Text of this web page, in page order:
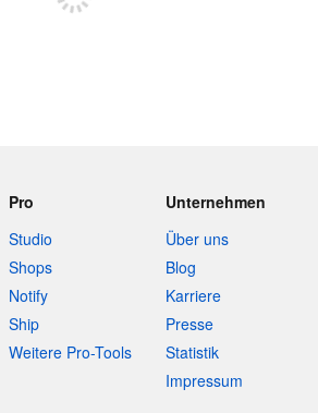
Pro
Studio
Shops
Notify
Ship
Weitere Pro-Tools
Unternehmen
Über uns
Blog
Karriere
Presse
Statistik
Impressum